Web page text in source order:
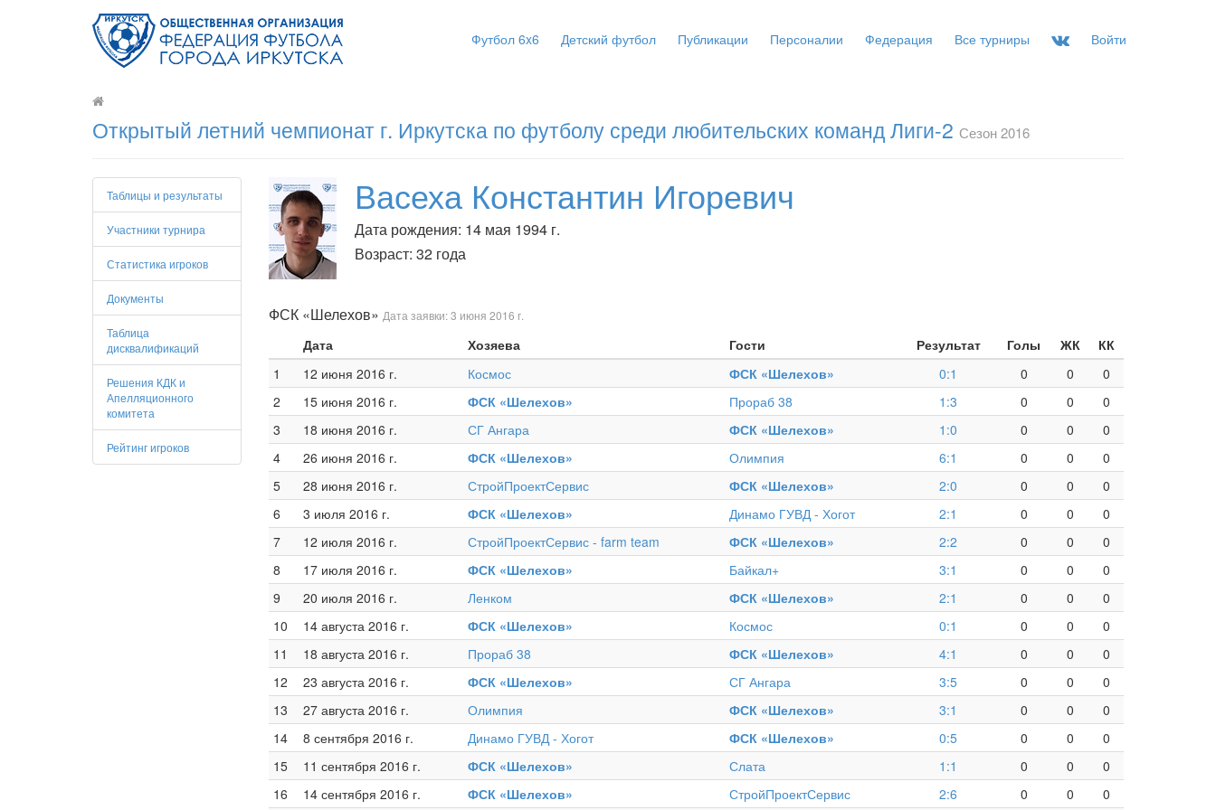
Футбол 6x6 Детский футбол Публикации Персоналии Федерация Все турниры Войти
Открытый летний чемпионат г. Иркутска по футболу среди любительских команд Лиги-2 Сезон 2016
Таблицы и результаты
Участники турнира
Статистика игроков
Документы
Таблица
дисквалификаций
Решения КДК и
Апелляционного
комитета
Рейтинг игроков
Васеха Константин Игоревич
Дата рождения: 14 мая 1994 г.
Возраст: 32 года
ФСК «Шелехов» Дата заявки: 3 июня 2016 г.
Дата Хозяева Гости Результат Голы ЖК
КК
1
12 июня 2016 г. Космос ФСК «Шелехов» 0:1 0 0
0
2
15 июня 2016 г. ФСК «Шелехов» Прораб 38 1:3 0 0
0
3
18 июня 2016 г. СГ Ангара ФСК «Шелехов» 1:0 0 0
0
4
26 июня 2016 г. ФСК «Шелехов» Олимпия 6:1 0 0
0
5
28 июня 2016 г. СтройПроектСервис ФСК «Шелехов» 2:0 0 0
0
6
3 июля 2016 г. ФСК «Шелехов» Динамо ГУВД - Хогот 2:1 0 0
0
7
12 июля 2016 г. СтройПроектСервис - farm team ФСК «Шелехов» 2:2 0 0
0
8
17 июля 2016 г. ФСК «Шелехов» Байкал+ 3:1 0 0
0
9
20 июля 2016 г. Ленком ФСК «Шелехов» 2:1 0 0
0
10
14 августа 2016 г. ФСК «Шелехов» Космос 0:1 0 0
0
11
18 августа 2016 г. Прораб 38 ФСК «Шелехов» 4:1 0 0
0
12
23 августа 2016 г. ФСК «Шелехов» СГ Ангара 3:5 0 0
0
13
27 августа 2016 г. Олимпия ФСК «Шелехов» 3:1 0 0
0
14
8 сентября 2016 г. Динамо ГУВД - Хогот ФСК «Шелехов» 0:5 0 0
0
15
11 сентября 2016 г. ФСК «Шелехов» Слата 1:1 0 0
0
16
14 сентября 2016 г. ФСК «Шелехов» СтройПроектСервис 2:6 0 0 0